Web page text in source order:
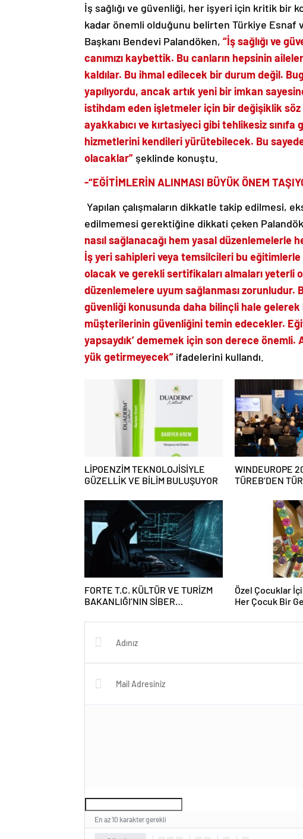
İş sağlığı ve güvenliği, her işyeri için kritik bir
kadar önemli olduğunu belirten Türkiye Esnaf
Başkanı Bendevi Palandöken, “İş sağlığı ve
canımızı kaybettik. Bu canların hepsinin
kaldılar. Bu ihmal edilecek bir durum değil.
yapılıyordu, ancak artık yeni bir imkan
istihdam eden işletmeler için bir değişiklik
ayakkabıcı ve kırtasiyeci gibi tehlikesiz
hizmetlerini kendileri yürütebilecek. Bu
olacaklar” şeklinde konuştu.
-“EĞİTİMLERİN ALINMASI BÜYÜK ÖNEM
Yapılan çalışmaların dikkatle takip edilmesi,
edilmemesi gerektiğine dikkati çeken
nasıl sağlanacağı hem yasal düzenlemelerle
İş yeri sahipleri veya temsilcileri bu eğitimlerle
olacak ve gerekli sertifikaları almaları yeterli
düzenlemelere uyum sağlanması zorunludur.
güvenliği konusunda daha bilinçli hale
müşterilerinin güvenliğini temin edecekler.
yapsaydık’ dememek için son derece
yük getirmeyecek” ifadelerini kullandı.
LİPOENZİM TEKNOLOJİSİYLE
GÜZELLİK VE BİLİM BULUŞUYOR
WINDEUROPE
TÜREB’DEN
GÜÇLÜ ÇAĞRI
FORTE T.C. KÜLTÜR VE TURİZM
BAKANLIĞI’NIN SİBER
BİRLİĞİ YAPTI
Özel Çocuklar
Her Çocuk Bir
En az 10 karakter gerekli